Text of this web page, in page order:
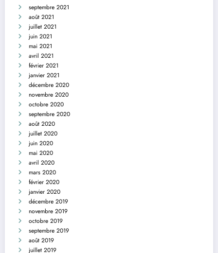
septembre 2021
août 2021
juillet 2021
juin 2021
mai 2021
avril 2021
février 2021
janvier 2021
décembre 2020
novembre 2020
octobre 2020
septembre 2020
août 2020
juillet 2020
juin 2020
mai 2020
avril 2020
mars 2020
février 2020
janvier 2020
décembre 2019
novembre 2019
octobre 2019
septembre 2019
août 2019
juillet 2019